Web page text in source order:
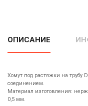
ОПИСАНИЕ
Хомут под растяжки на трубу
соединением.
Материал изготовления:
0,5 мм.